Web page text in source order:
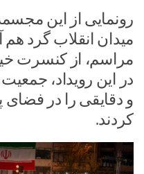
رونمایی از این
میدان انقلاب گرد
مراسم، از کنسرت
در این رویداد،
و دقایقی را در
کردند.